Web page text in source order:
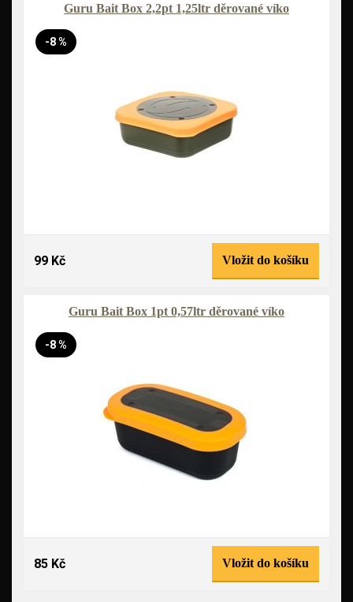
Guru Bait Box 2,2pt 1,25ltr děrované víko
-8 %
99 Kč Vložit do košíku
Guru Bait Box 1pt 0,57ltr děrované víko
-8 %
85 Kč Vložit do košíku